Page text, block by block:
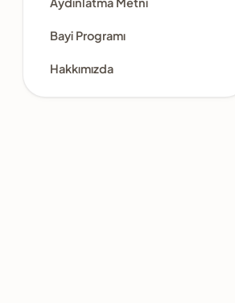
Bayi Programı
Hakkımızda